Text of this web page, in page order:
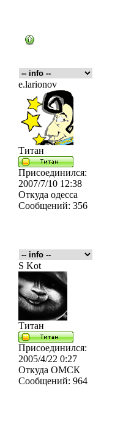
e.larionov
Титан
Присоединился:
2007/7/10 12:38
Откуда одесса
Сообщений: 356
S Kot
Титан
Присоединился:
2005/4/22 0:27
Откуда ОМСК
Сообщений: 964